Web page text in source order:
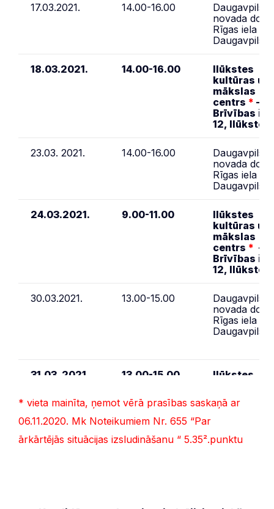
17.03.2021. 14.00-16.00
Daugavpils
novada
Rīgas iela 2,
Daugavpils
18.03.2021. 14.00-16.00
Ilūkstes
kultūras un
mākslas
centrs * –
Brīvības
12, Ilūkste
23.03. 2021. 14.00-16.00
Daugavpils
novada
Rīgas iela 2,
Daugavpils
24.03.2021. 9.00-11.00
Ilūkstes
kultūras un
mākslas
centrs * –
Brīvības
12, Ilūkste
30.03.2021. 13.00-15.00
Daugavpils
novada
Rīgas iela 2,
Daugavpils
31.03. 2021. 13.00-15.00
Ilūkstes
mākslas
centrs
* vieta mainīta, ņemot vērā prasības saskaņā ar
06.11.2020. Mk Noteikumiem Nr. 655 “Par
ārkārtējās situācijas izsludināšanu “ 5.35².punktu